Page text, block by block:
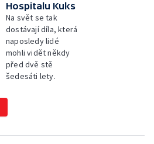
Hospitalu Kuks
Na svět se tak
dostávají díla, která
naposledy lidé
mohli vidět někdy
před dvě stě
šedesáti lety.